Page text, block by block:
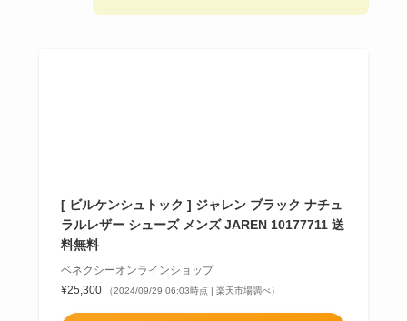
[ ビルケンシュトック ] ジャレン ブラック ナチュ
ラルレザー シューズ メンズ JAREN 10177711 送
料無料
ベネクシーオンラインショップ
¥25,300
（2024/09/29 06:03時点 | 楽天市場調べ）